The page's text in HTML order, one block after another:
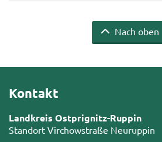
Nach oben
Kontakt
Landkreis Ostprignitz-Ruppin
Standort Virchowstraße Neuruppin